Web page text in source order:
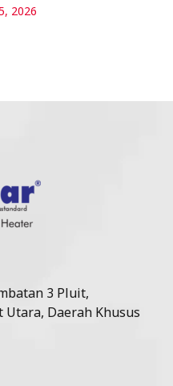
2026
3 Pluit,
Utara, Daerah Khusus